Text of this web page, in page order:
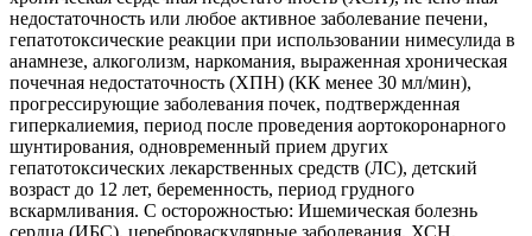
недостаточность или любое активное заболевание печени,
гепатотоксические реакции при использовании нимесулида в
анамнезе, алкоголизм, наркомания, выраженная хроническая
почечная недостаточность (ХПН) (КК менее 30 мл/мин),
прогрессирующие заболевания почек, подтвержденная
гиперкалиемия, период после проведения аортокоронарного
шунтирования, одновременный прием других
гепатотоксических лекарственных средств (ЛС), детский
возраст до 12 лет, беременность, период грудного
вскармливания. С осторожностью: Ишемическая болезнь